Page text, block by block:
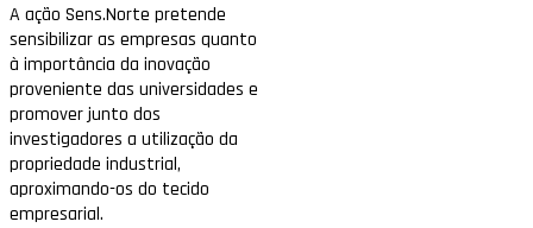
A ação Sens.Norte pretende
sensibilizar as empresas quanto
à importância da inovação
proveniente das universidades e
promover junto dos
investigadores a utilização da
propriedade industrial,
aproximando-os do tecido
empresarial.